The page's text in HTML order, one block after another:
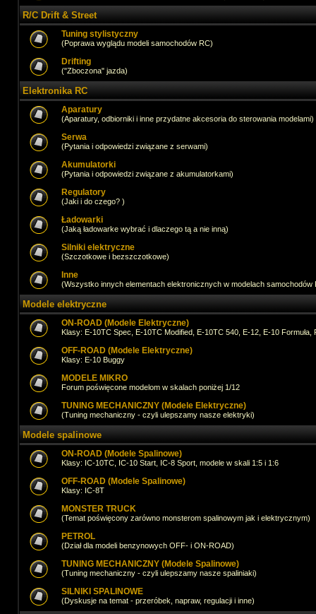
R/C Drift & Street
Tuning stylistyczny
(Poprawa wyglądu modeli samochodów RC)
Drifting
("Zboczona" jazda)
Elektronika RC
Aparatury
(Aparatury, odbiorniki i inne przydatne akcesoria do sterowania modelami)
Serwa
(Pytania i odpowiedzi związane z serwami)
Akumulatorki
(Pytania i odpowiedzi związane z akumulatorkami)
Regulatory
(Jaki i do czego? )
Ładowarki
(Jaką ładowarke wybrać i dlaczego tą a nie inną)
Silniki elektryczne
(Szczotkowe i bezszczotkowe)
Inne
(Wszystko innych elementach elektronicznych w modelach samochodów
Modele elektryczne
ON-ROAD (Modele Elektryczne)
Klasy: E-10TC Spec, E-10TC Modified, E-10TC 540, E-12, E-10 Formuła,
OFF-ROAD (Modele Elektryczne)
Klasy: E-10 Buggy
MODELE MIKRO
Forum poświęcone modelom w skalach poniżej 1/12
TUNING MECHANICZNY (Modele Elektryczne)
(Tuning mechaniczny - czyli ulepszamy nasze elektryki)
Modele spalinowe
ON-ROAD (Modele Spalinowe)
Klasy: IC-10TC, IC-10 Start, IC-8 Sport, modele w skali 1:5 i 1:6
OFF-ROAD (Modele Spalinowe)
Klasy: IC-8T
MONSTER TRUCK
(Temat poświęcony zarówno monsterom spalinowym jak i elektrycznym)
PETROL
(Dział dla modeli benzynowych OFF- i ON-ROAD)
TUNING MECHANICZNY (Modele Spalinowe)
(Tuning mechaniczny - czyli ulepszamy nasze spaliniaki)
SILNIKI SPALINOWE
(Dyskusje na temat - przeróbek, napraw, regulacji i inne)